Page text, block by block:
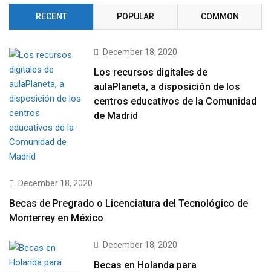
RECENT POPULAR COMMON
December 18, 2020
Los recursos digitales de
aulaPlaneta, a disposición de los
centros educativos de la Comunidad
de Madrid
December 18, 2020
Becas de Pregrado o Licenciatura del Tecnológico de
Monterrey en México
December 18, 2020
Becas en Holanda para